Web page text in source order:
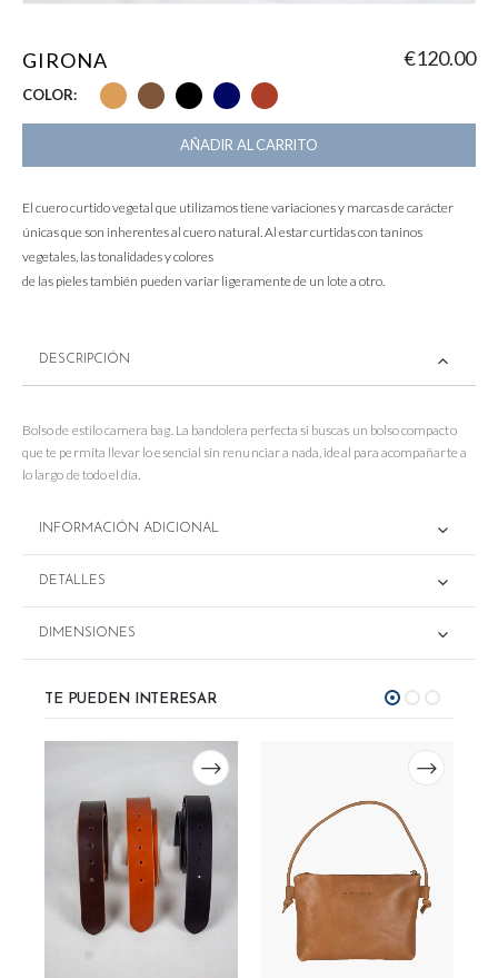
GIRONA €120.00
COLOR
AÑADIR AL CARRITO
El cuero curtido vegetal que utilizamos tiene variaciones y marcas de carácter
únicas que son inherentes al cuero natural. Al estar curtidas con taninos
vegetales, las tonalidades y colores
de las pieles también pueden variar ligeramente de un lote a otro.
DESCRIPCIÓN
Bolso de estilo camera bag. La bandolera perfecta si buscas un bolso compacto
que te permita llevar lo esencial sin renunciar a nada, ideal para acompañarte a
lo largo de todo el día.
INFORMACIÓN ADICIONAL
DETALLES
DIMENSIONES
TE PUEDEN INTERESAR